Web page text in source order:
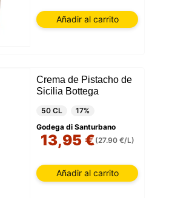
Añadir al carrito
Crema de Pistacho de
Sicilia Bottega
50 CL
17%
Godega di Santurbano
13,95 €(27.90 €/L)
Añadir al carrito